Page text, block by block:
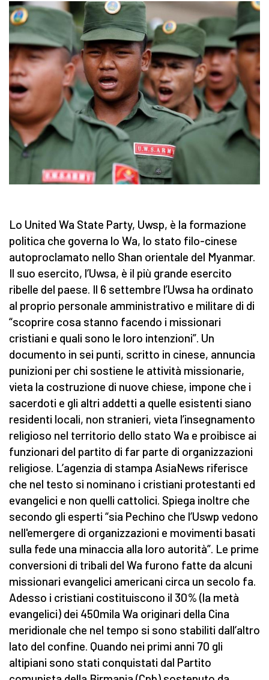
Lo United Wa State Party, Uwsp, è la formazione
politica che governa lo Wa, lo stato filo-cinese
autoproclamato nello Shan orientale del Myanmar.
Il suo esercito, l’Uwsa, è il più grande esercito
ribelle del paese. Il 6 settembre l’Uwsa ha ordinato
al proprio personale amministrativo e militare di di
“scoprire cosa stanno facendo i missionari
cristiani e quali sono le loro intenzioni”. Un
documento in sei punti, scritto in cinese, annuncia
punizioni per chi sostiene le attività missionarie,
vieta la costruzione di nuove chiese, impone che i
sacerdoti e gli altri addetti a quelle esistenti siano
residenti locali, non stranieri, vieta l’insegnamento
religioso nel territorio dello stato Wa e proibisce ai
funzionari del partito di far parte di organizzazioni
religiose. L’agenzia di stampa AsiaNews riferisce
che nel testo si nominano i cristiani protestanti ed
evangelici e non quelli cattolici. Spiega inoltre che
secondo gli esperti “sia Pechino che l’Uswp vedono
nell'emergere di organizzazioni e movimenti basati
sulla fede una minaccia alla loro autorità”. Le prime
conversioni di tribali del Wa furono fatte da alcuni
missionari evangelici americani circa un secolo fa.
Adesso i cristiani costituiscono il 30% (la metà
evangelici) dei 450mila Wa originari della Cina
meridionale che nel tempo si sono stabiliti dall’altro
lato del confine. Quando nei primi anni 70 gli
altipiani sono stati conquistati dal Partito